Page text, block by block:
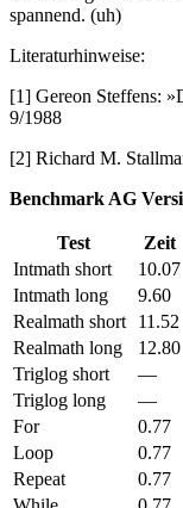
spannend. (uh)
Literaturhinweise:
[1] Gereon Steffens:
9/1988
[2] Richard M.
Benchmark AG
Test
Zeit
Intmath short
10.07
Intmath long
9.60
Realmath short
11.52
Realmath long
12.80
Triglog short
—
Triglog long
—
For
0.77
Loop
0.77
Repeat
0.77